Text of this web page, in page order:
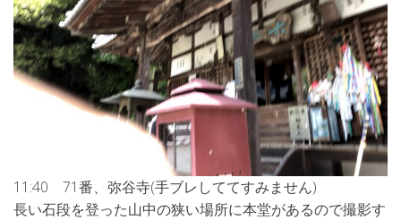
11:40 71番、弥谷寺(手ブレしててすみません)
長い石段を登った山中の狭い場所に本堂があるので撮影す